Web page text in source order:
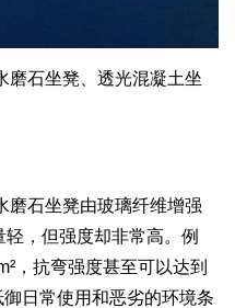
石坐凳、透光混凝土坐
石坐凳由玻璃纤维增强
，但强度却非常高。例
，抗弯强度甚至可以达到
日常使用和恶劣的环境条